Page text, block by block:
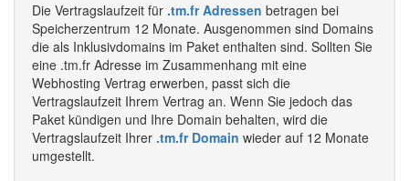
Die Vertragslaufzeit für .tm.fr Adressen betragen bei
Speicherzentrum 12 Monate. Ausgenommen sind Domains
die als Inklusivdomains im Paket enthalten sind. Sollten Sie
eine .tm.fr Adresse im Zusammenhang mit eine
Webhosting Vertrag erwerben, passt sich die
Vertragslaufzeit Ihrem Vertrag an. Wenn Sie jedoch das
Paket kündigen und Ihre Domain behalten, wird die
Vertragslaufzeit Ihrer .tm.fr Domain wieder auf 12 Monate
umgestellt.